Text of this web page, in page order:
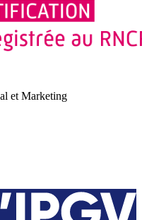
et Marketing